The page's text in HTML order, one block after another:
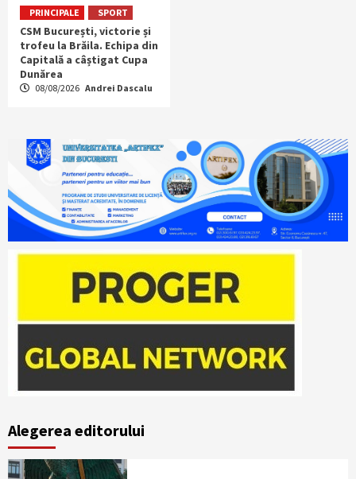
PRINCIPALE SPORT
CSM București, victorie și
trofeu la Brăila. Echipa din
Capitală a câștigat Cupa
Dunărea
08/08/2026 Andrei Dascalu
Alegerea editorului